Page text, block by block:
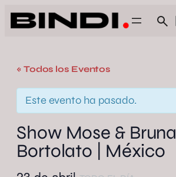
« Todos los Eventos
Este evento ha pasado.
Show Mose & Bruna
Bortolato | México